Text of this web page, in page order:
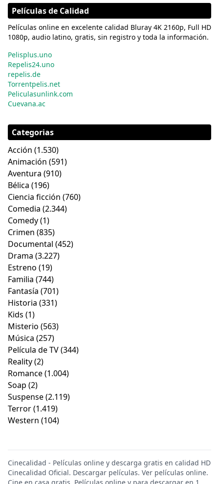
Películas de Calidad
Películas online en excelente calidad Bluray 4K 2160p, Full HD
1080p, audio latino, gratis, sin registro y toda la información.
Pelisplus.uno
Repelis24.uno
repelis.de
Torrentpelis.net
Peliculasunlink.com
Cuevana.ac
Categorias
Acción (1.530)
Animación (591)
Aventura (910)
Bélica (196)
Ciencia ficción (760)
Comedia (2.344)
Comedy(1)
Crimen (835)
Documental (452)
Drama (3.227)
Estreno (19)
Familia (744)
Fantasía (701)
Historia (331)
Kids (1)
Misterio (563)
Música (257)
Película de TV(344)
Reality(2)
Romance(1.004)
Soap (2)
Suspense(2.119)
Terror(1.419)
Western (104)
Cinecalidad - Películas online y descarga gratis en calidad HD
Cinecalidad Oficial. Descargar películas. Ver películas online.